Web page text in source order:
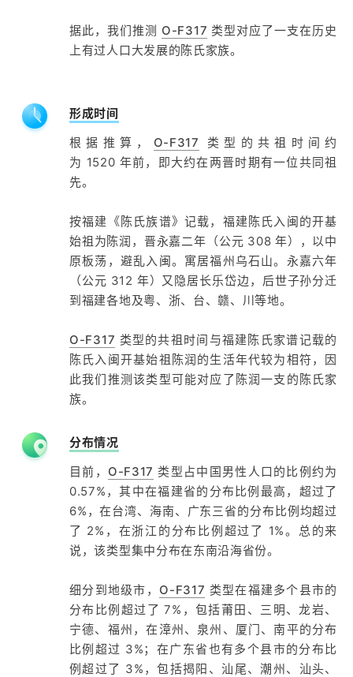
据此，我们推测 O-F317 类型对应了一支在历史
上有过人口大发展的陈氏家族。
形成时间
根据推算， O-F317 类型的共祖时间约
为 1520 年前，即大约在两晋时期有一位共同祖
先。
按福建《陈氏族谱》记载，福建陈氏入闽的开基
始祖为陈润，晋永嘉二年（公元 308 年），以中
原板荡，避乱入闽。寓居福州乌石山。永嘉六年
（公元 312 年）又隐居长乐岱边，后世子孙分迁
到福建各地及粤、浙、台、赣、川等地。
O-F317 类型的共祖时间与福建陈氏家谱记载的
陈氏入闽开基始祖陈润的生活年代较为相符，因
此我们推测该类型可能对应了陈润一支的陈氏家
族。
分布情况
目前， O-F317 类型占中国男性人口的比例约为
0.57%，其中在福建省的分布比例最高，超过了
6%，在台湾、海南、广东三省的分布比例均超过
了 2%，在浙江的分布比例超过了 1%。总的来
说，该类型集中分布在东南沿海省份。
细分到地级市， O-F317 类型在福建多个县市的
分布比例超过了 7%，包括莆田、三明、龙岩、
宁德、福州，在漳州、泉州、厦门、南平的分布
比例超过 3%；在广东省也有多个县市的分布比
例超过了 3%，包括揭阳、汕尾、潮州、汕头、